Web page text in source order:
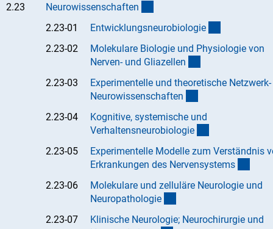
2.23 Neurowissenschaften
2.23-01
Entwicklungsneurobiologie
2.23-02
Molekulare Biologie und Physiologie von
Nerven- und Gliazellen
2.23-03
Experimentelle und theoretische Netzwerk-
Neurowissenschaften
2.23-04
Kognitive, systemische und
Verhaltensneurobiologie
2.23-05
Experimentelle Modelle zum Verständnis
Erkrankungen des Nervensystems
2.23-06
Molekulare und zelluläre Neurologie und
Neuropathologie
2.23-07
Klinische Neurologie; Neurochirurgie und